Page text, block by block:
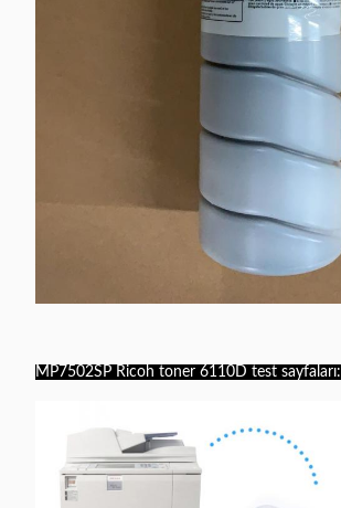
MP7502SP Ricoh toner 6110D test sayfaları: